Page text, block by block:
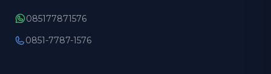
085177871576
0851-7787-1576